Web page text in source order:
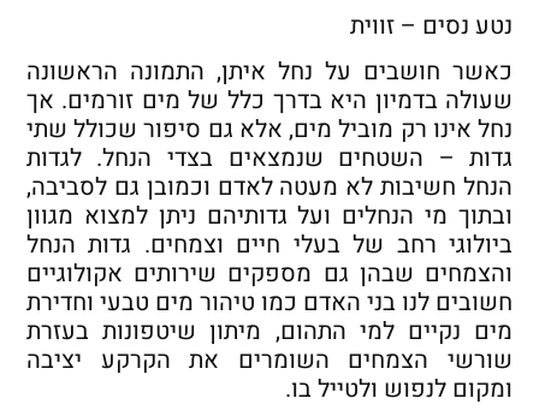
נטע נסים – זווית
כאשר חושבים על נחל איתן, התמונה הראשונה
שעולה בדמיון היא בדרך כלל של מים זורמים. אך
נחל אינו רק מוביל מים, אלא גם סיפור שכולל שתי
גדות – השטחים שנמצאים בצדי הנחל. לגדות
הנחל חשיבות לא מעטה לאדם וכמובן גם לסביבה,
ובתוך מי הנחלים ועל גדותיהם ניתן למצוא מגוון
ביולוגי רחב של בעלי חיים וצמחים. גדות הנחל
והצמחים שבהן גם מספקים שירותים אקולוגיים
חשובים לנו בני האדם כמו טיהור מים טבעי וחדירת
מים נקיים למי התהום, מיתון שיטפונות בעזרת
שורשי הצמחים השומרים את הקרקע יציבה
ומקום לנפוש ולטייל בו.